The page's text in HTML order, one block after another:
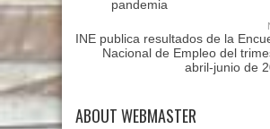
pandemia
INE publica resultados de la
Nacional de Empleo del
abril-junio de
ABOUT WEBMASTER